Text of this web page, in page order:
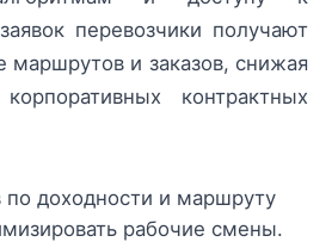
перевозчики получают
маршрутов и заказов, снижая
контрактных
по доходности и маршруту
рабочие смены.